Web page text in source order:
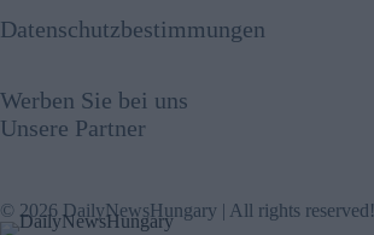
Datenschutzbestimmungen
Werben Sie bei uns
Unsere Partner
© 2026 DailyNewsHungary | All rights reserved!